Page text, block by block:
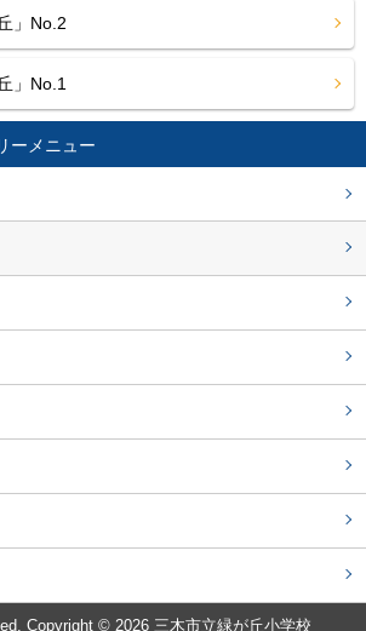
」No.2
」No.1
Copyright © 2026 三木市立緑が丘小学校